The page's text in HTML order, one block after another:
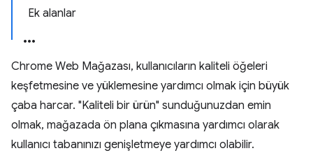
Ek alanlar
Chrome Web Mağazası, kullanıcıların kaliteli öğeleri
keşfetmesine ve yüklemesine yardımcı olmak için büyük
çaba harcar. "Kaliteli bir ürün" sunduğunuzdan emin
olmak, mağazada ön plana çıkmasına yardımcı olarak
kullanıcı tabanınızı genişletmeye yardımcı olabilir.